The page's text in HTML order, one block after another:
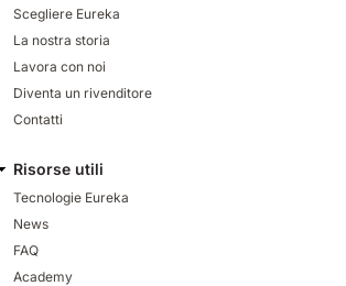
Scegliere Eureka
La nostra storia
Lavora con noi
Diventa un rivenditore
Contatti
Risorse utili
Tecnologie Eureka
News
FAQ
Academy